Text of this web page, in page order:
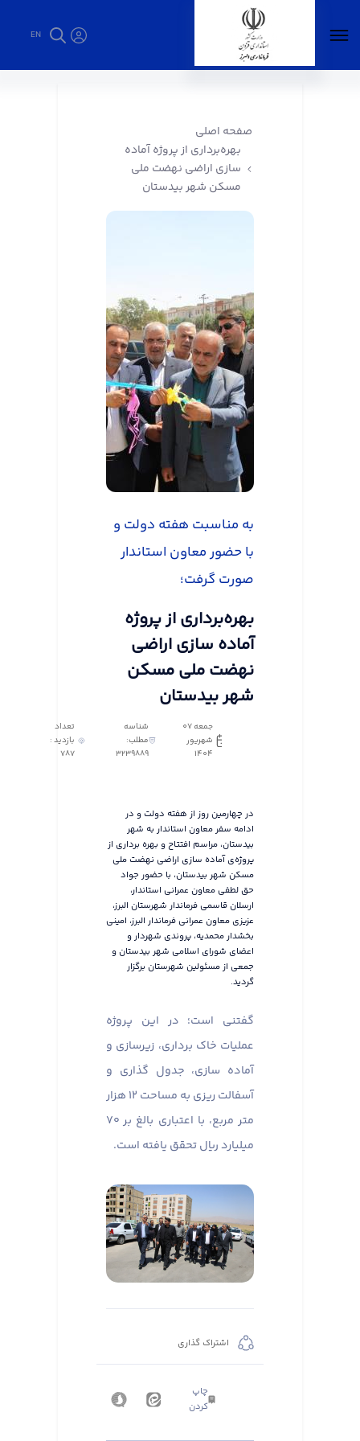
EN
صفحه اصلی
بهره‌برداری از پروژه آماده
سازی اراضی نهضت ملی
مسکن شهر بیدستان
به مناسبت هفته دولت و
با حضور معاون استاندار
صورت گرفت؛
بهره‌برداری از پروژه
آماده سازی اراضی
نهضت ملی مسکن
شهر بیدستان
جمعه 07
شهریور
1404
شناسه
مطلب:
3239889
تعداد
بازدید :
787
در چهارمین روز از هفته دولت و در
ادامه سفر معاون استاندار به شهر
بیدستان، مراسم افتتاح و بهره برداری از
پروژه‌ی آماده سازی اراضی نهضت ملی
مسکن شهر بیدستان، با حضور جواد
حق لطفی معاون عمرانی استاندار،
ارسلان قاسمی فرماندار شهرستان البرز،
عزیزی معاون عمرانی فرماندار البرز، امینی
بخشدار محمدیه، پروندی شهردار و
اعضای شورای اسلامی شهر بیدستان و
جمعی از مسئولین شهرستان برگزار
گردید.
گفتنی است؛ در این پروژه
عملیات خاک برداری، زیرسازی و
آماده سازی، جدول گذاری و
آسفالت ریزی به مساحت ۱۲ هزار
متر مربع، با اعتباری بالغ بر ۷۰
میلیارد ریال تحقق یافته است.
اشتراک گذاری
چاپ
کردن